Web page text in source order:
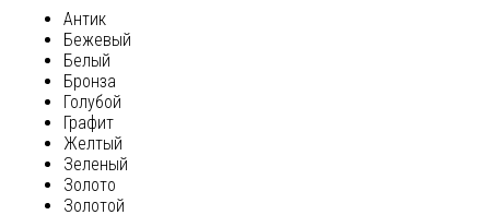
Антик
Бежевый
Белый
Бронза
Голубой
Графит
Желтый
Зеленый
Золото
Золотой